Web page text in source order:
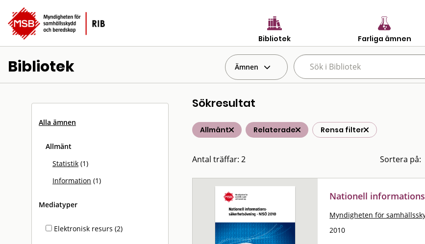
Bibliotek Farliga ämnen
Bibliotek Ämnen
Alla ämnen
Allmänt
Statistik (1)
Information (1)
Mediatyper
Elektronisk resurs (2)
Sökresultat
Allmänt Relaterade Rensa filter
Antal träffar: 2 Sortera på:
Nationell
Myndigheten för
2010